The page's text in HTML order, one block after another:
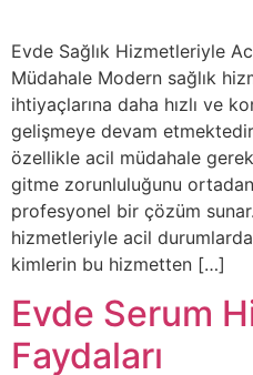
Evde Sağlık Hizmetleriyle
Müdahale Modern sağlık
ihtiyaçlarına daha hızlı ve
gelişmeye devam
özellikle acil müdahale
gitme zorunluluğunu
profesyonel bir çözüm
hizmetleriyle acil durumlarda
kimlerin bu hizmetten […]
Evde Serum
Faydaları